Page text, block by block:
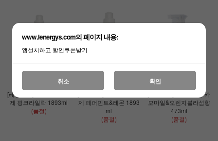
[레벨그린]유기농 세탁세
제 핑크라일락 1893ml
(품절)
제 페퍼민트&레몬 1893
ml
(품절)
[레벨그린]욕실클리너 카
모마일&오렌지블라섬향
473ml
(품절)
www.lenergys.com의 페이지 내용:
앱설치하고 할인쿠폰받기
취소 확인